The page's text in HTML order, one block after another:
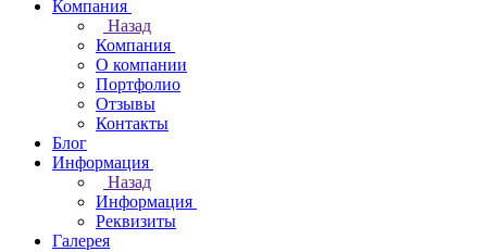
Компания
Назад
Компания
О компании
Портфолио
Отзывы
Контакты
Блог
Информация
Назад
Информация
Реквизиты
Галерея